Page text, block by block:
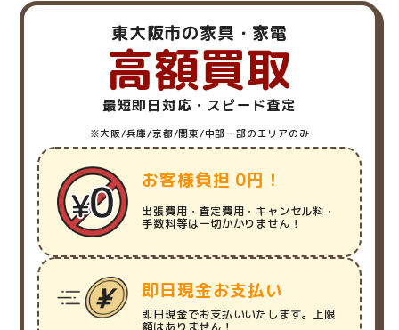
東大阪市の家具・家電
高額買取
最短即日対応・スピード査定
※大阪/兵庫/京都/関東/中部一部のエリアのみ
お客様負担 0円！
出張費用・査定費用・キャンセル料・
手数料等は一切かかりません！
即日現金お支払い
即日現金でお支払いいたします。上限
額はありません！